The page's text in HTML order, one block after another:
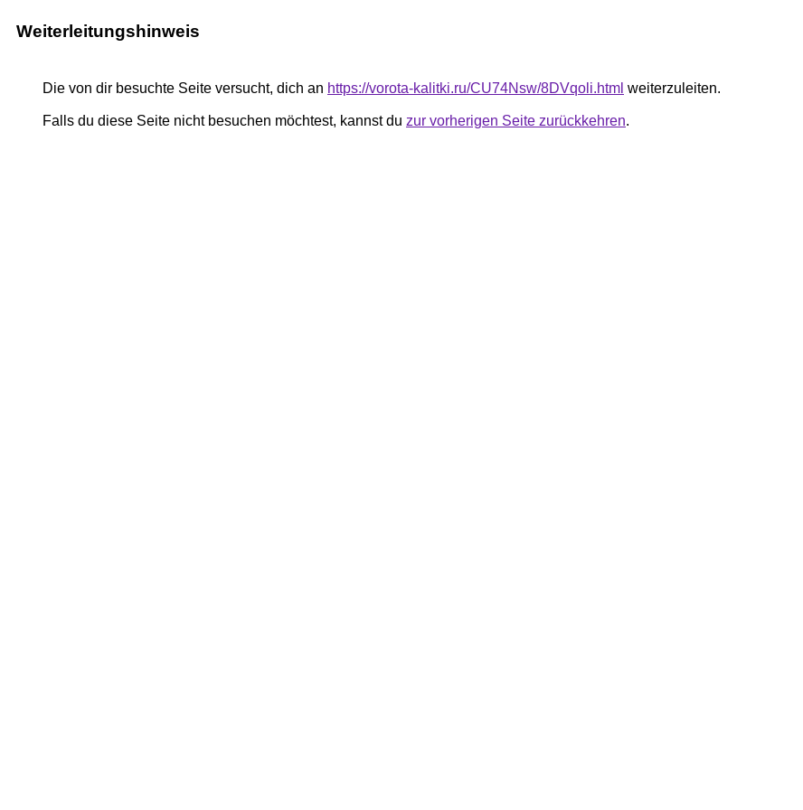
Weiterleitungshinweis
Die von dir besuchte Seite versucht, dich an https://vorota-kalitki.ru/CU74Nsw/8DVqoli.html weiterzuleiten.
Falls du diese Seite nicht besuchen möchtest, kannst du zur vorherigen Seite zurückkehren.